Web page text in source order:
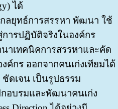
ได้
ลยุทธ์การสรรหา พัฒนา ใช้
การปฏิบัติจริงในองค์กร
าเทคนิคการสรรหาและคัด
ค์กร ออกจากคนเก่งเทียมได้
ชัดเจน เป็นรูปธรรม
อบรมและพัฒนาคนเก่ง